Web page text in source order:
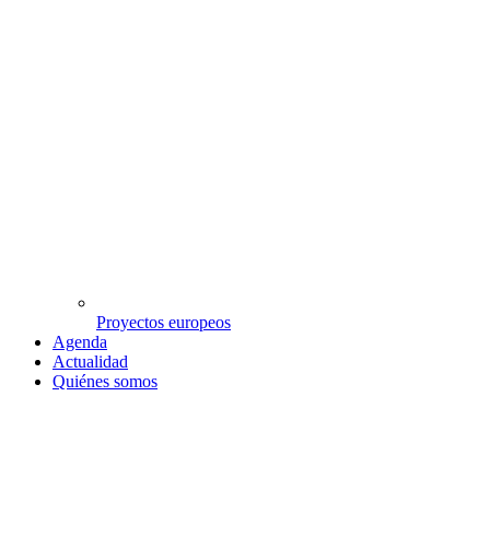
Proyectos europeos
Agenda
Actualidad
Quiénes somos